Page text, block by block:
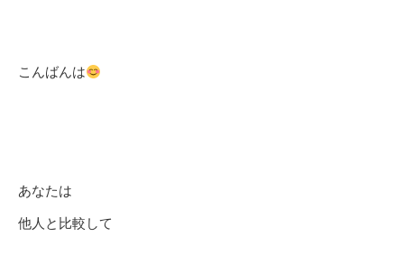
こんばんは
あなたは
他人と比較して